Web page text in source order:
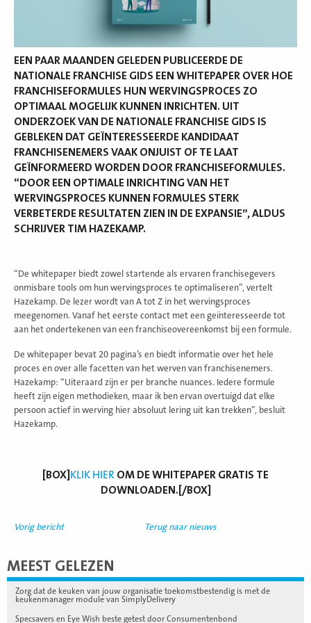
EEN PAAR MAANDEN GELEDEN PUBLICEERDE DE
NATIONALE FRANCHISE GIDS EEN WHITEPAPER OVER HOE
FRANCHISEFORMULES HUN WERVINGSPROCES ZO
OPTIMAAL MOGELIJK KUNNEN INRICHTEN. UIT
ONDERZOEK VAN DE NATIONALE FRANCHISE GIDS IS
GEBLEKEN DAT GEÏNTERESSEERDE KANDIDAAT
FRANCHISENEMERS VAAK ONJUIST OF TE LAAT
GEÏNFORMEERD WORDEN DOOR FRANCHISEFORMULES.
“DOOR EEN OPTIMALE INRICHTING VAN HET
WERVINGSPROCES KUNNEN FORMULES STERK
VERBETERDE RESULTATEN ZIEN IN DE EXPANSIE”, ALDUS
SCHRIJVER TIM HAZEKAMP.
“De whitepaper biedt zowel startende als ervaren franchisegevers
onmisbare tools om hun wervingsproces te optimaliseren”, vertelt
Hazekamp. De lezer wordt van A tot Z in het wervingsproces
meegenomen. Vanaf het eerste contact met een geïnteresseerde tot
aan het ondertekenen van een franchiseovereenkomst bij een formule.
De whitepaper bevat 20 pagina’s en biedt informatie over het hele
proces en over alle facetten van het werven van franchisenemers.
Hazekamp: “Uiteraard zijn er per branche nuances. Iedere formule
heeft zijn eigen methodieken, maar ik ben ervan overtuigd dat elke
persoon actief in werving hier absoluut lering uit kan trekken”, besluit
Hazekamp.
[BOX] KLIK HIER OM DE WHITEPAPER GRATIS TE
DOWNLOADEN.[/BOX]
Vorig bericht Terug naar nieuws
MEEST GELEZEN
Zorg dat de keuken van jouw organisatie toekomstbestendig is met de
keukenmanager module van SimplyDelivery
Specsavers en Eye Wish beste getest door Consumentenbond